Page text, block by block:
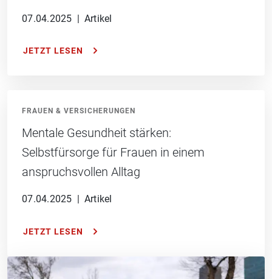
07.04.2025 Artikel
JETZT LESEN
FRAUEN & VERSICHERUNGEN
Mentale Gesundheit stärken:
Selbstfürsorge für Frauen in einem
anspruchsvollen Alltag
07.04.2025 Artikel
JETZT LESEN